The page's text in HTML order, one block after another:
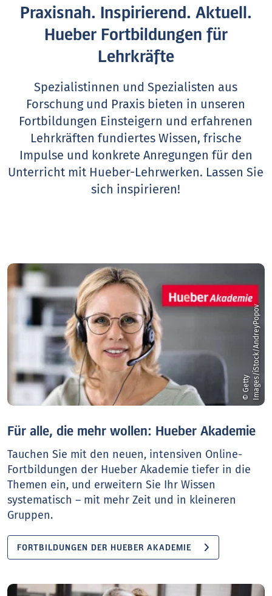
Praxisnah. Inspirierend. Aktuell.
Hueber Fortbildungen für
Lehrkräfte
Spezialistinnen und Spezialisten aus
Forschung und Praxis bieten in unseren
Fortbildungen Einsteigern und erfahrenen
Lehrkräften fundiertes Wissen, frische
Impulse und konkrete Anregungen für den
Unterricht mit Hueber-Lehrwerken. Lassen Sie
sich inspirieren!
©
G
e
t
t
y
I
m
a
g
e
s
/
i
S
t
o
c
k
/
A
n
d
r
e
y
P
o
p
ov
Für alle, die mehr wollen: Hueber Akademie
Tauchen Sie mit den neuen, intensiven Online-
Fortbildungen der Hueber Akademie tiefer in die
Themen ein, und erweitern Sie Ihr Wissen
systematisch – mit mehr Zeit und in kleineren
Gruppen.
FORTBILDUNGEN DER HUEBER AKADEMIE